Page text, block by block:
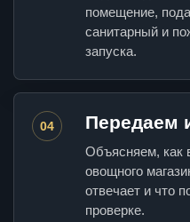
помещение,
санитарный и
запуска.
04 Передаем
Объясняем, как
овощного
отвечает и что
проверке.